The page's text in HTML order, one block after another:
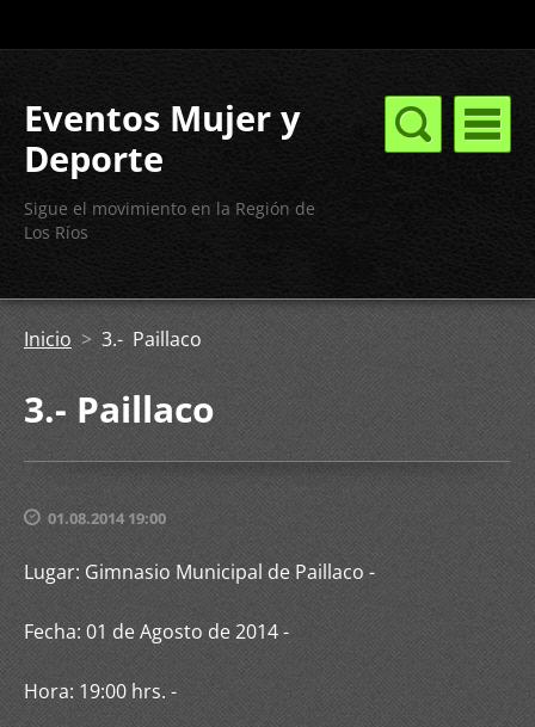
Eventos Mujer y
Deporte
Sigue el movimiento en la Región de
Los Ríos
Inicio >3.- Paillaco
3.- Paillaco
01.08.2014 19:00
Lugar: Gimnasio Municipal de Paillaco -
Fecha: 01 de Agosto de 2014 -
Hora: 19:00 hrs. -